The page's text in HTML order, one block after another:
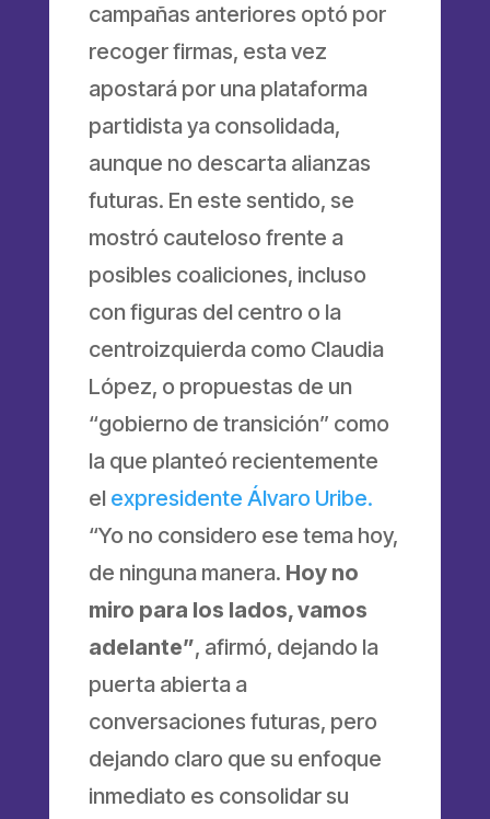
campañas anteriores optó por
recoger firmas, esta vez
apostará por una plataforma
partidista ya consolidada,
aunque no descarta alianzas
futuras. En este sentido, se
mostró cauteloso frente a
posibles coaliciones, incluso
con figuras del centro o la
centroizquierda como Claudia
López, o propuestas de un
“gobierno de transición” como
la que planteó recientemente
elexpresidente Álvaro Uribe.
“Yo no considero ese tema hoy,
de ninguna manera. Hoy no
miro para los lados, vamos
adelante”, afirmó, dejando la
puerta abierta a
conversaciones futuras, pero
dejando claro que su enfoque
inmediato es consolidar su